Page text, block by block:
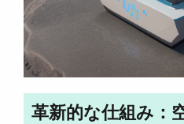
革新的な仕組み：